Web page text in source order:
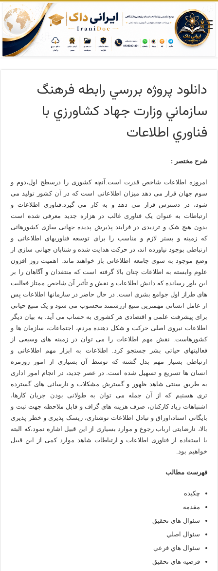
دانلود پروژه بررسي رابطه فرهنگ
سازماني وزارت جهاد كشاورزي با
فناوري اطلاعات
شرح مختصر :
امروزه اطلاعات شاخص قدرت است.آنچه کشوری را درسطح اول،دوم و
سوم جهان قرار می دهد میزان اطلاعاتی است که در آن کشور تولید می
شود، در دسترس قرار می دهد و به کار می گیرد.فناوری اطلاعات و
ارتباطات به عنوان یک فناوری غالب در هزاره جدید معرفی شده است
بدون هیچ شک و تردیدی در فرایند پذیرش پدیده جهانی سازی کشورهائی
که زمینه و بستر لازم و مناسب را برای توسعه فناوریهای اطلاعاتی و
ارتباطی بوجود نیاورده اند، در حرکت هدایت شده و شتابان جهانی سازی از
وضع موجود به سوی جامعه اطلاعاتی باز خواهند ماند. اهمیت روز افزون
علوم وابسته به اطلاعات چنان بالا گرفته است که منتقدان و آگاهان را بر
این باور رسانده که دانش اطلاعات و نقش و تأثیر آن شاخص ممتاز فعالیت
های طراز اول جوامع بشری است. در حال حاضر در سازمانها اطلاعات پس
از عامل انسانی مهمترین منبع ارزشمند محسوب می شود و یک منبع حیاتی
برای پیشرفت علمی و اقتصادی هر کشوری به حساب می آید. به بیان دیگر
اطلاعات نیروی اصلی حرکت و شکل دهنده مردم، اجتماعات، سازمان ها و
کشورهاست. نقش مهم اطلاعات را می توان در زمینه های وسیعی از
فعالیتهای حیاتی بشر جستجو کرد. اطلاعات به ابزار مهم اطلاعاتی و
ارتباطی بسیار مهم بدل گشته که توسط آن بسیاری از امور روزمره
انسان ها تسریع و تسهیل شده است. در عصر جدید، در انجام امور اداری
به طریق سنتی شاهد ظهور و گسترش مشکلات و نارسائی های گسترده
تری هستیم که از آن جمله می توان به طولانی بودن جریان کارها،
اشتباهات زیاد کارکنان، صرف هزینه های گزاف و قابل ملاحظه جهت ثبت و
بایگانی اسناد،اوراق و تبادل اطلاعات نوشتاری، ریسک پذیری و خطر پذیری
بالا، نارضایتی ارباب رجوع و موارد بسیاری از این قبیل اشاره نمود،که البته
با استفاده از فناوری اطلاعات و ارتباطات شاهد موارد کمی از این قبیل
خواهیم بود.
فهرست مطالب
چكيده
مقدمه
سئوال هاي تحقيق
سئوال اصلي
سئوال هاي فرعي
فرضيه هاي تحقيق